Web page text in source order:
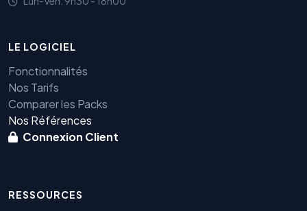
LE LOGICIEL
Fonctionnalités
Nos Tarifs
Comparer les Packs
Nos Références
Connexion Client
RESSOURCES